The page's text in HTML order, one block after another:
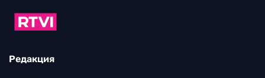
Редакция